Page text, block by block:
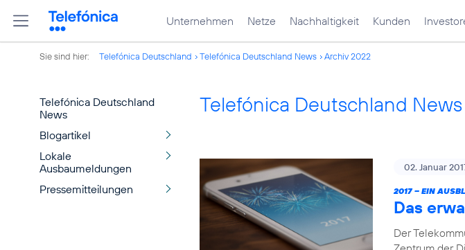
Unternehmen Netze Nachhaltigkeit Kunden
Sie sind hier: Telefónica Deutschland Telefónica Deutschland News Archiv 2022
Telefónica Deutschland
News
Blogartikel
Lokale
Ausbaumeldungen
Pressemitteilungen
Telefónica Deutschland
02. Januar
2017 – EIN
Das
Der